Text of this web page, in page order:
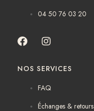
04 50 76 03 20
F
c
e
I
s
t
a
g
r
NOS SERVICES
FAQ
Échanges & retours